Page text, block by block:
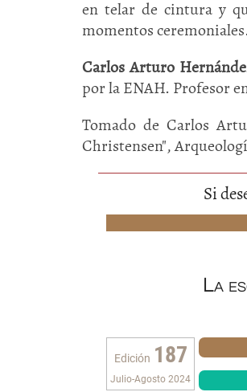
en telar de cintura y
momentos
Carlos Arturo
por la ENAH. Profesor
Tomado de Carlos
Christensen",
Si
La
Edición 187
Julio-Agosto 2024